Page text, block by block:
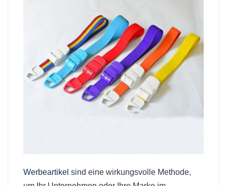
Werbeartikel sind eine wirkungsvolle Methode,